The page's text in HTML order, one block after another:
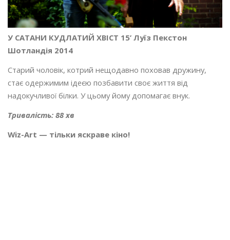
У САТАНИ КУДЛАТИЙ ХВІСТ 15’ Луїз Пекстон
Шотландія 2014
Старий чоловік, котрий нещодавно поховав дружину,
стає одержимим ідеєю позбавити своє життя від
надокучливої білки. У цьому йому допомагає внук.
Тривалість: 88 хв
Wiz-Art — тільки яскраве кіно!